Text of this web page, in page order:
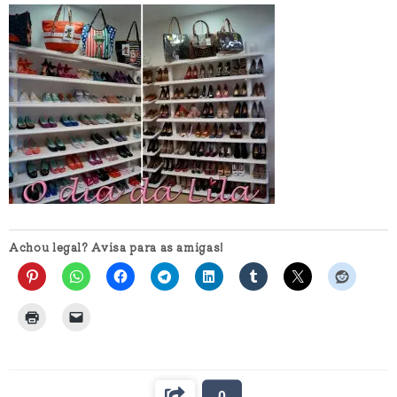
Achou legal? Avisa para as amigas!